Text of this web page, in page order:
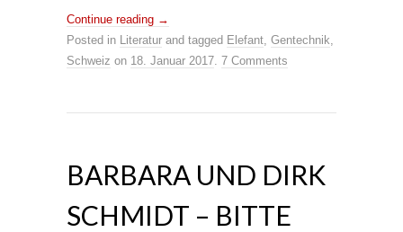
Continue reading →
Posted in
Literatur and tagged Elefant Gentechnik
Schweiz on 18. Januar 2017 7 Comments
BARBARA UND DIRK
SCHMIDT – BITTE